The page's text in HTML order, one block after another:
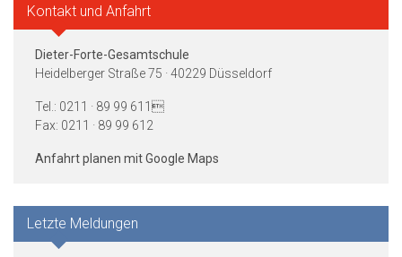
Kontakt und Anfahrt
Dieter-Forte-Gesamtschule
Heidelberger Straße 75 · 40229 Düsseldorf
Tel.: 0211 · 89 99 611
Fax: 0211 · 89 99 612
Anfahrt planen mit Google Maps
Letzte Meldungen